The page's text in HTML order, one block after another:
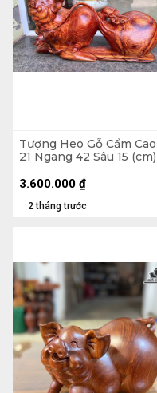
Tượng Heo Gỗ Cẩm Cao
21 Ngang 42 Sâu 15 (cm)
2 tháng trước
3.600.000 ₫